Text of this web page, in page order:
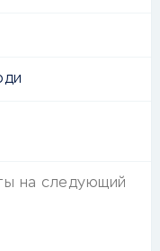
на следующий